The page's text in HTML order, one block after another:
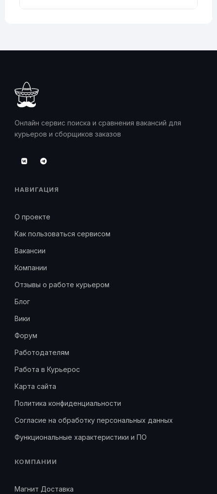
Онлайн сервис поиска и сравнения вакансий для
курьеров и сборщиков заказов
НАВИГАЦИЯ
О проекте
Как пользоваться сервисом
Вакансии
Компании
Отзывы о работе курьером
Блог
Вики
Форум
Работодателям
Работа в Курьерос
Карта сайта
Политика конфиденциальности
Согласие на обработку персональных данных
Функциональные характеристики и ПО
КОМПАНИИ
Магнит Доставка